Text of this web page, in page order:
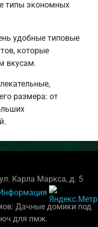
типы экономных
удобные типовые
которые
вкусам.
размера: от
Карла Маркса, д. 5
Дачные домики под
для пмж.